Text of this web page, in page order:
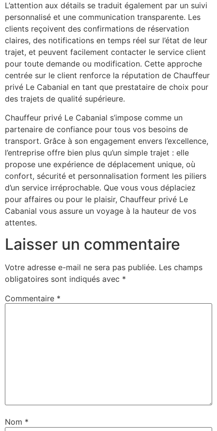
L’attention aux détails se traduit également par un suivi
personnalisé et une communication transparente. Les
clients reçoivent des confirmations de réservation
claires, des notifications en temps réel sur l’état de leur
trajet, et peuvent facilement contacter le service client
pour toute demande ou modification. Cette approche
centrée sur le client renforce la réputation de Chauffeur
privé Le Cabanial en tant que prestataire de choix pour
des trajets de qualité supérieure.
Chauffeur privé Le Cabanial s’impose comme un
partenaire de confiance pour tous vos besoins de
transport. Grâce à son engagement envers l’excellence,
l’entreprise offre bien plus qu’un simple trajet : elle
propose une expérience de déplacement unique, où
confort, sécurité et personnalisation forment les piliers
d’un service irréprochable. Que vous vous déplaciez
pour affaires ou pour le plaisir, Chauffeur privé Le
Cabanial vous assure un voyage à la hauteur de vos
attentes.
Laisser un commentaire
Votre adresse e-mail ne sera pas publiée. Les champs
obligatoires sont indiqués avec *
Commentaire *
Nom *